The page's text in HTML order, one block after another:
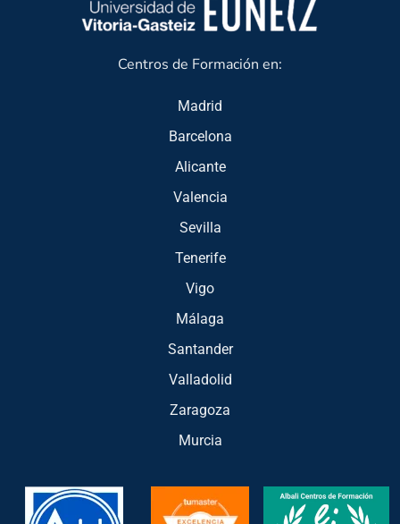
Centros de Formación en:
Madrid
Barcelona
Alicante
Valencia
Sevilla
Tenerife
Vigo
Málaga
Santander
Valladolid
Zaragoza
Murcia